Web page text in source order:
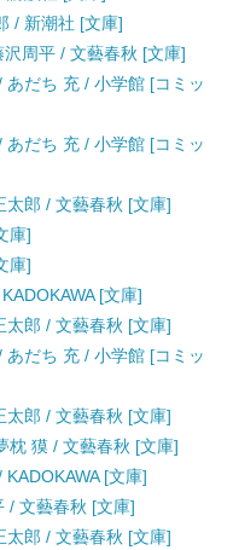
/ 新潮社 [文庫]
周平 / 文藝春秋 [文庫]
だち 充 / 小学館 [コミッ
だち 充 / 小学館 [コミッ
太郎 / 文藝春秋 [文庫]
庫]
庫]
[文庫]
太郎 / 文藝春秋 [文庫]
だち 充 / 小学館 [コミッ
太郎 / 文藝春秋 [文庫]
枕 獏 / 文藝春秋 [文庫]
[文庫]
文藝春秋 [文庫]
太郎 / 文藝春秋 [文庫]